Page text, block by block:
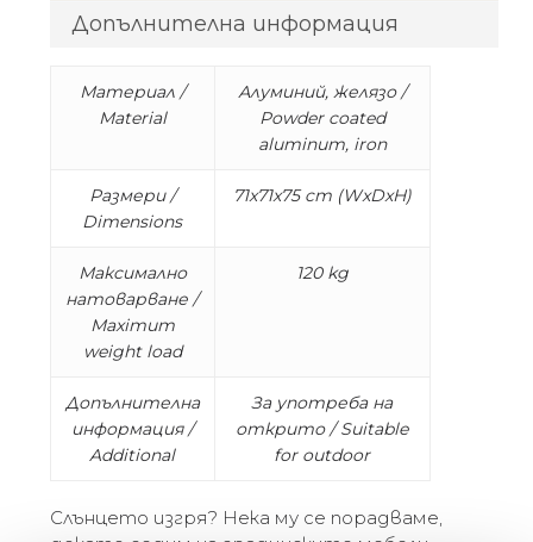
Допълнителна информация
Материал /
Material
Алуминий, желязо /
Powder coated
aluminum, iron
Размери /
Dimensions
71x71x75 cm (WxDxH)
Максимално
натоварване /
Maximum
weight load
120 kg
Допълнителна
информация /
Additional
За употреба на
открито / Suitable
for outdoor
Слънцето изгря? Нека му се порадваме,